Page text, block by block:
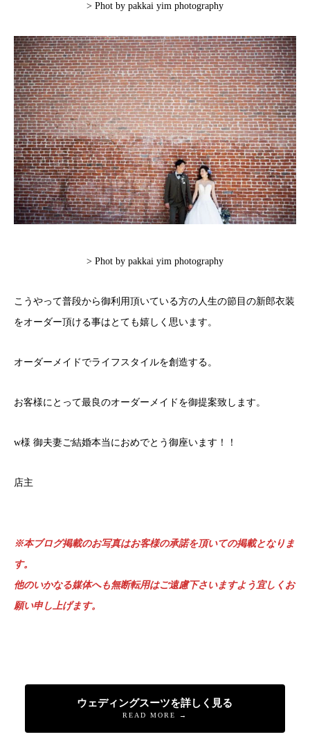
> Phot by pakkai yim photography
> Phot by pakkai yim photography
こうやって普段から御利用頂いている方の人生の節目の新郎衣装
をオーダー頂ける事はとても嬉しく思います。
オーダーメイドでライフスタイルを創造する。
お客様にとって最良のオーダーメイドを御提案致します。
w様 御夫妻ご結婚本当におめでとう御座います！！
店主
※本ブログ掲載のお写真はお客様の承諾を頂いての掲載となりま
す。
他のいかなる媒体へも無断転用はご遠慮下さいますよう宜しくお
願い申し上げます。
ウェディングスーツを詳しく見る
READ MORE →